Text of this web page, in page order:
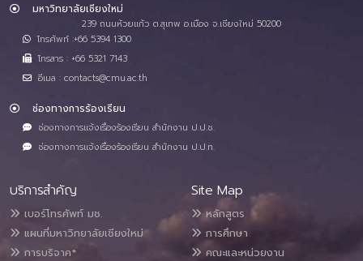
มหาวิทยาลัยเชียงใหม่
239 ถนนห้วยแก้ว ต.สุเทพ อ.เมือง จ.เชียงใหม่ 50200
โทรศัพท์ :+66 5394 1300
โทรสาร : +66 5321 7143
อีเมล : contacts@cmu.ac.th
ช่องทางการร้องเรียน
ช่องทางการแจ้งเรื่องร้องเรียน สำนักงาน ป.ป.ช.
ช่องทางการแจ้งเรื่องร้องเรียน สำนักงาน ป.ป.ท.
บริการสำคัญ
เบอร์โทรศัพท์ มช.
แผนที่มหาวิทยาลัยเชียงใหม่
การบริจาค*
Site Map
หลักสูตร
การศึกษา
คณะและหน่วยงาน